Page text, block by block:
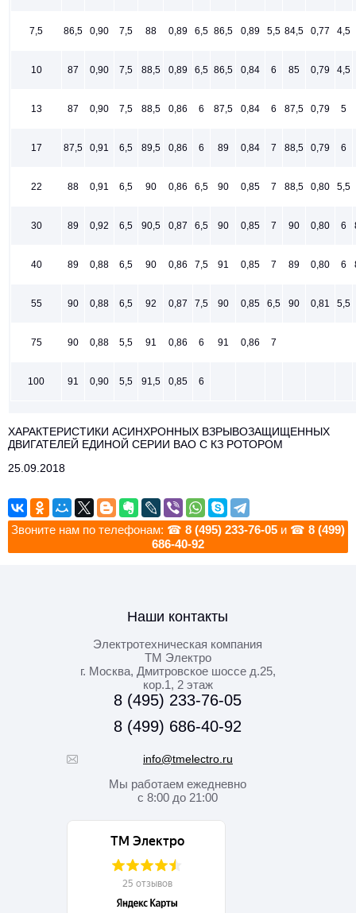
7,5 86,5 0,90 7,5 88 0,89 6,5 86,5 0,89 5,5 84,5 0,77 4,5
10 87 0,90 7,5 88,5 0,89 6,5 86,5 0,84 6 85 0,79 4,5
13 87 0,90 7,5 88,5 0,86 6 87,5 0,84 6 87,5 0,79 5
17 87,5 0,91 6,5 89,5 0,86 6 89 0,84 7 88,5 0,79 6
22 88 0,91 6,5 90 0,86 6,5 90 0,85 7 88,5 0,80 5,5
30 89 0,92 6,5 90,5 0,87 6,5 90 0,85 7 90 0,80 6
40 89 0,88 6,5 90 0,86 7,5 91 0,85 7 89 0,80 6
55 90 0,88 6,5 92 0,87 7,5 90 0,85 6,5 90 0,81 5,5
75 90 0,88 5,5 91 0,86 6 91 0,86 7
100 91 0,90 5,5 91,5 0,85 6
ХАРАКТЕРИСТИКИ АСИНХРОННЫХ ВЗРЫВОЗАЩИЩЕННЫХ
ДВИГАТЕЛЕЙ ЕДИНОЙ СЕРИИ ВАО С КЗ РОТОРОМ
25.09.2018
Звоните нам по телефонам: ☎ 8 (495) 233-76-05 и ☎ 8 (499)
686-40-92
Наши контакты
Электротехническая компания
ТМ Электро
г. Москва, Дмитровское шоссе д.25,
кор.1, 2 этаж
8 (495) 233-76-05
8 (499) 686-40-92
info@tmelectro.ru
Мы работаемежедневно
с 8:00 до 21:00